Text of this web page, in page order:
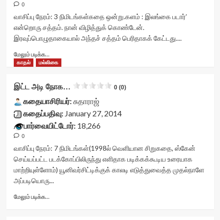
title-
average'>0
(0)
</div>
rater-
starsize='16'
data-
rater-
data-
rater-
data-
readonly-
attribute='true'
>
</div>
class='yasr-
stars-
title-
average'>0
(0)
</div>
title
yasr-
rater-
stars'
visitor-
rater-
47a411044689f'
rating='0'
data-
starsize='16'
data-
postid='18510'
data-
0
வாசிப்பு நேரம்: 3 நிமிடங்கள்கதை ஒன்று.களம் : இலங்கை படார்’
என்றொரு சத்தம். நான் விழித்துக் கொண்டேன்.
இரவுப்பொழுதாகையால் அந்தச் சத்தம் பெரிதாகக் கேட்டது....
மேலும் படிக்க...
more
உயிர்க்காற்று<div
class="yasr-
vv-
stars-
title-
container">
class='yasr-
stars-
title
yasr-
rater-
காதல் மல்லிகை
இட்ட அடி நோக… 0 (0)
கதையாசிரியர்:சுதாராஜ்
கதைப்பதிவு:January 27, 2014
பார்வையிட்டோர்:18,266
0
வாசிப்பு நேரம்: 7 நிமிடங்கள்(1998ல் வெளியான சிறுகதை, ஸ்கேன்
செய்யப்பட்ட படக்கோப்பிலிருந்து எளிதாக படிக்கக்கூடிய உரையாக
மாற்றியுள்ளோம்) யூனிவர்சிட்டிக்குக் காலடி எடுத்துவைத்த முதல்நாளே
அப்படியொரு...
மேலும் படிக்க...